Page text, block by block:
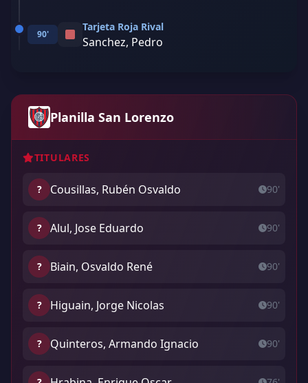
90'
Tarjeta Roja Rival
Sanchez, Pedro
Planilla San Lorenzo
TITULARES
? Cousillas, Rubén Osvaldo 90'
? Alul, Jose Eduardo 90'
? Biain, Osvaldo René 90'
? Higuain, Jorge Nicolas 90'
? Quinteros, Armando Ignacio 90'